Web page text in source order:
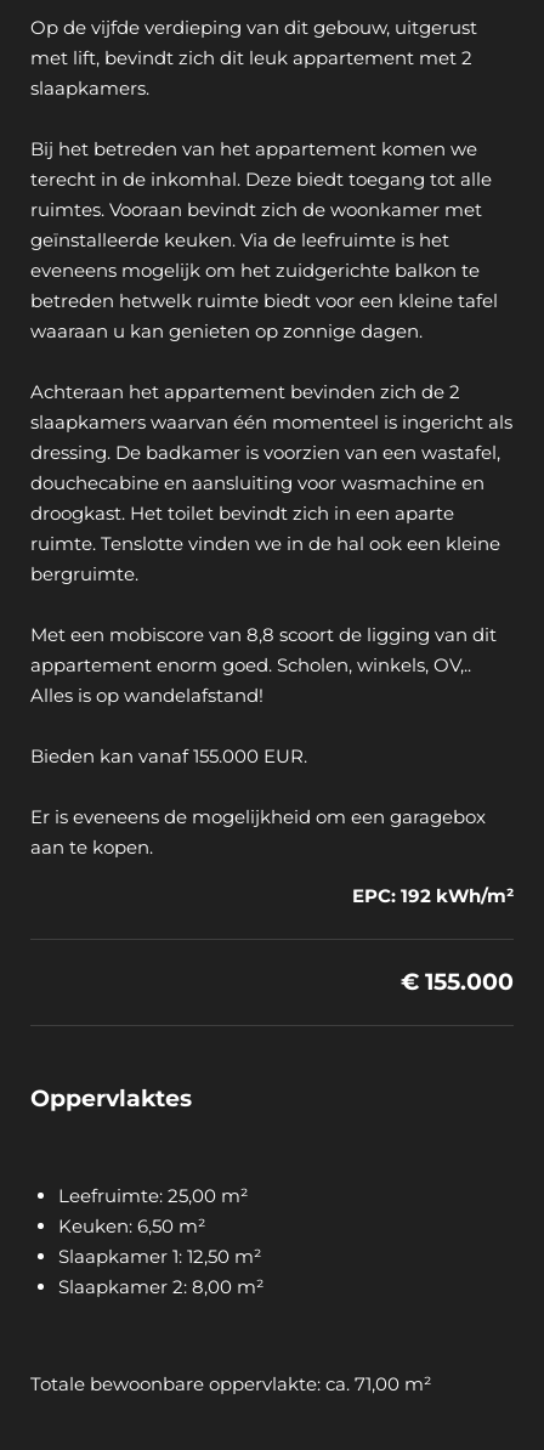
Op de vijfde verdieping van dit gebouw, uitgerust
met lift, bevindt zich dit leuk appartement met 2
slaapkamers.
Bij het betreden van het appartement komen we
terecht in de inkomhal. Deze biedt toegang tot alle
ruimtes. Vooraan bevindt zich de woonkamer met
geïnstalleerde keuken. Via de leefruimte is het
eveneens mogelijk om het zuidgerichte balkon te
betreden hetwelk ruimte biedt voor een kleine tafel
waaraan u kan genieten op zonnige dagen.
Achteraan het appartement bevinden zich de 2
slaapkamers waarvan één momenteel is ingericht als
dressing. De badkamer is voorzien van een wastafel,
douchecabine en aansluiting voor wasmachine en
droogkast. Het toilet bevindt zich in een aparte
ruimte. Tenslotte vinden we in de hal ook een kleine
bergruimte.
Met een mobiscore van 8,8 scoort de ligging van dit
appartement enorm goed. Scholen, winkels, OV,..
Alles is op wandelafstand!
Bieden kan vanaf 155.000 EUR.
Er is eveneens de mogelijkheid om een garagebox
aan te kopen.
EPC: 192 kWh/m²
€ 155.000
Oppervlaktes
Leefruimte: 25,00 m²
Keuken: 6,50 m²
Slaapkamer 1: 12,50 m²
Slaapkamer 2: 8,00 m²
Totale bewoonbare oppervlakte: ca. 71,00 m²